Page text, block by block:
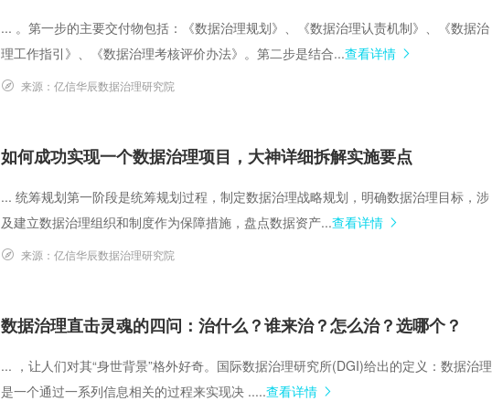
... 。第一步的主要交付物包括：《数据治理规划》、《数据治理认责机制》、《数据治
理工作指引》、《数据治理考核评价办法》。第二步是结合...查看详情
来源： 亿信华辰数据治理研究院
如何成功实现一个数据治理项目，大神详细拆解实施要点
... 统筹规划第一阶段是统筹规划过程，制定数据治理战略规划，明确数据治理目标，涉
及建立数据治理组织和制度作为保障措施，盘点数据资产...查看详情
来源： 亿信华辰数据治理研究院
数据治理直击灵魂的四问：治什么？谁来治？怎么治？选哪个？
... ，让人们对其“身世背景”格外好奇。国际数据治理研究所(DGI)给出的定义：数据治理
是一个通过一系列信息相关的过程来实现决 .....查看详情